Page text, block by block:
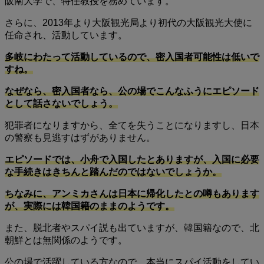
さらに、2013年より大阪観光局より初代の大阪観光大使に
任命され、活動しています。
多岐にわたって活動しているので、密入国者可能性は低いで
すね。
なぜなら、密入国者なら、公の場でこんなふうにエピソード
として話さないでしょう。
犯罪者になりますから、全てを失うことになりますし、日本
の警察も見逃すはずがありません。
エピソードでは、小舟で入国したとありますが、入国に必要
な手続きはきちんと踏んだのではないでしょうか。
ちなみに、アンミカさんは日本に帰化したとの噂もあります
が、実際には韓国籍のままのようです。
また、脱北者やスパイ説も出ていますが、韓国籍なので、北
朝鮮とは無関係のようです。
公の場で活躍している方なので、本当にスパイ活動をしてい